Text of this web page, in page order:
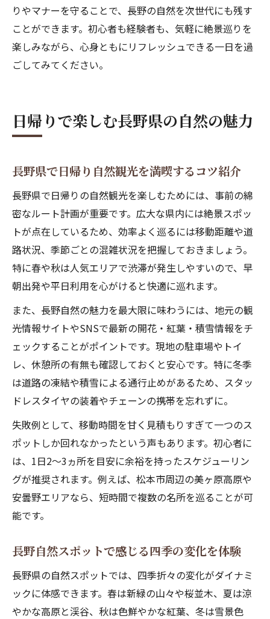
りやマナーを守ることで、長野の自然を次世代にも残す
ことができます。初心者も経験者も、気軽に絶景巡りを
楽しみながら、心身ともにリフレッシュできる一日を過
ごしてみてください。
日帰りで楽しむ長野県の自然の魅力
長野県で日帰り自然観光を満喫するコツ紹介
長野県で日帰りの自然観光を楽しむためには、事前の綿
密なルート計画が重要です。広大な県内には絶景スポッ
トが点在しているため、効率よく巡るには移動距離や道
路状況、季節ごとの混雑状況を把握しておきましょう。
特に春や秋は人気エリアで渋滞が発生しやすいので、早
朝出発や平日利用を心がけると快適に巡れます。
また、長野自然の魅力を最大限に味わうには、地元の観
光情報サイトやSNSで最新の開花・紅葉・積雪情報をチ
ェックすることがポイントです。現地の駐車場やトイ
レ、休憩所の有無も確認しておくと安心です。特に冬季
は道路の凍結や積雪による通行止めがあるため、スタッ
ドレスタイヤの装着やチェーンの携帯を忘れずに。
失敗例として、移動時間を甘く見積もりすぎて一つのス
ポットしか回れなかったという声もあります。初心者に
は、1日2～3ヵ所を目安に余裕を持ったスケジューリン
グが推奨されます。例えば、松本市周辺の美ヶ原高原や
安曇野エリアなら、短時間で複数の名所を巡ることが可
能です。
長野自然スポットで感じる四季の変化を体験
長野県の自然スポットでは、四季折々の変化がダイナミ
ックに体感できます。春は新緑の山々や桜並木、夏は涼
やかな高原と渓谷、秋は色鮮やかな紅葉、冬は雪景色